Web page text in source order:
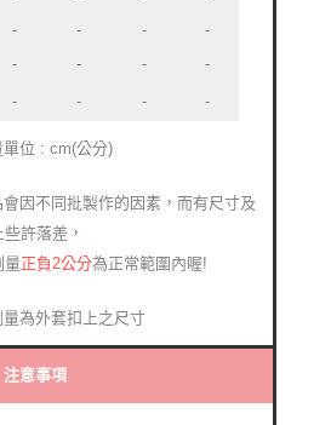
- - -
-
- - -
-
- - - -
單位 : cm(公分)
因不同批製作的因素，而有尺寸及
些許落差 ，
量正負2公分為正常範圍內喔!
為外套扣上之尺寸
注意事項